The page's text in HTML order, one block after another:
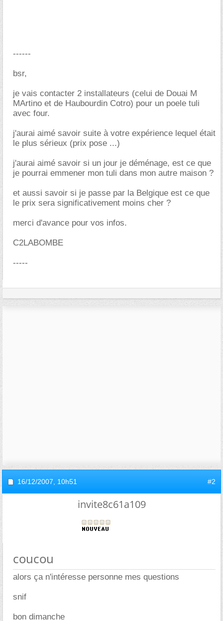
------
bsr,
je vais contacter 2 installateurs (celui de Douai M
MArtino et de Haubourdin Cotro) pour un poele tuli
avec four.
j'aurai aimé savoir suite à votre expérience lequel était
le plus sérieux (prix pose ...)
j'aurai aimé savoir si un jour je déménage, est ce que
je pourrai emmener mon tuli dans mon autre maison ?
et aussi savoir si je passe par la Belgique est ce que
le prix sera significativement moins cher ?
merci d'avance pour vos infos.
C2LABOMBE
-----
16/12/2007, 10h51 #2
invite8c61a109
coucou
alors ça n'intéresse personne mes questions
snif
bon dimanche